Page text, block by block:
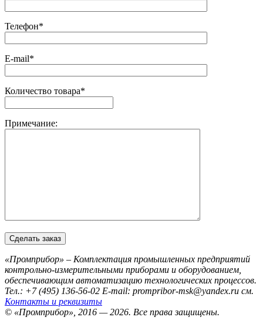
Телефон*
E-mail*
Количество товара*
Примечание:
«Промприбор» – Комплектация промышленных предприятий
контрольно-измерительными приборами и оборудованием,
обеспечивающим автоматизацию технологических процессов.
Тел.: +7 (495) 136-56-02 E-mail: prompribor-msk@yandex.ru см.
Контакты и реквизиты
© «Промприбор», 2016 — 2026. Все права защищены.